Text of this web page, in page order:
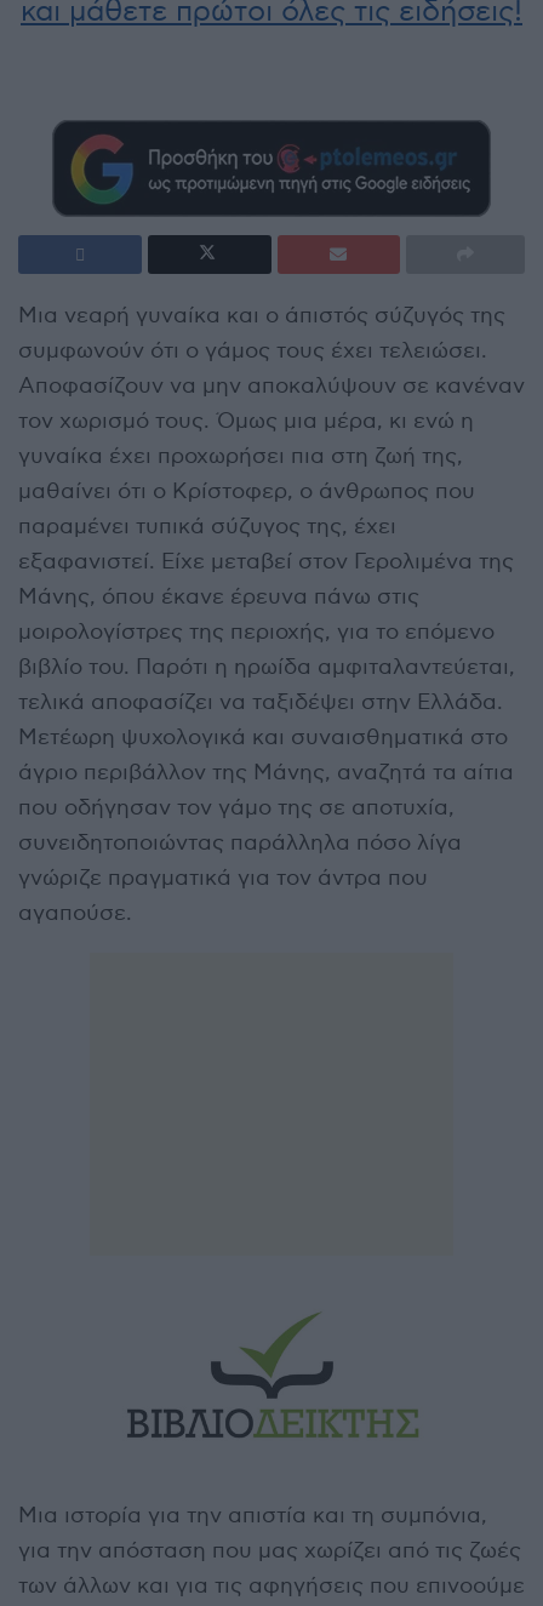
και μάθετε πρώτοι όλες τις ειδήσεις!
Μια νεαρή γυναίκα και ο άπιστός σύζυγός της
συμφωνούν ότι ο γάμος τους έχει τελειώσει.
Αποφασίζουν να μην αποκαλύψουν σε κανέναν
τον χωρισμό τους. Όμως μια μέρα, κι ενώ η
γυναίκα έχει προχωρήσει πια στη ζωή της,
μαθαίνει ότι ο Κρίστοφερ, ο άνθρωπος που
παραμένει τυπικά σύζυγος της, έχει
εξαφανιστεί. Είχε μεταβεί στον Γερολιμένα της
Μάνης, όπου έκανε έρευνα πάνω στις
μοιρολογίστρες της περιοχής, για το επόμενο
βιβλίο του. Παρότι η ηρωίδα αμφιταλαντεύεται,
τελικά αποφασίζει να ταξιδέψει στην Ελλάδα.
Μετέωρη ψυχολογικά και συναισθηματικά στο
άγριο περιβάλλον της Μάνης, αναζητά τα αίτια
που οδήγησαν τον γάμο της σε αποτυχία,
συνειδητοποιώντας παράλληλα πόσο λίγα
γνώριζε πραγματικά για τον άντρα που
αγαπούσε.
Μια ιστορία για την απιστία και τη συμπόνια,
για την απόσταση που μας χωρίζει από τις ζωές
των άλλων και για τις αφηγήσεις που επινοούμε